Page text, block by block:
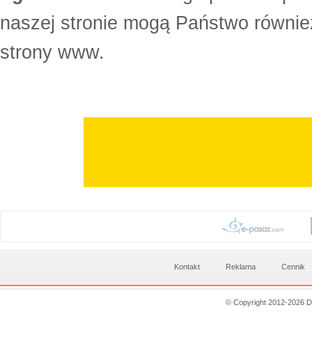
naszej stronie mogą Państwo
strony www.
Kontakt Reklama Cennik
© Copyright 2012-2026